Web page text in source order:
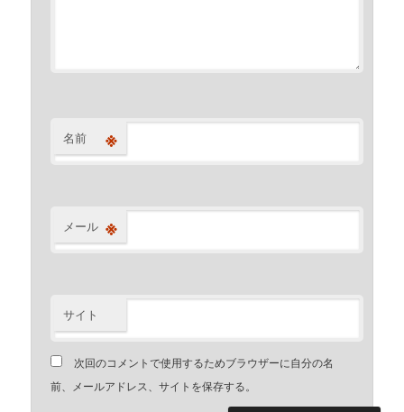
名前 ※
メール ※
サイト
次回のコメントで使用するためブラウザーに自分の名
前、メールアドレス、サイトを保存する。